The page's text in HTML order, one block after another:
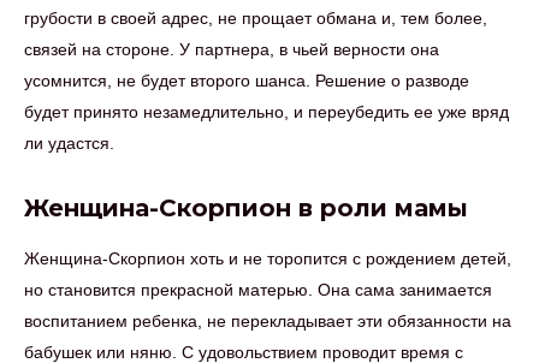
грубости в своей адрес, не прощает обмана и, тем более,
связей на стороне. У партнера, в чьей верности она
усомнится, не будет второго шанса. Решение о разводе
будет принято незамедлительно, и переубедить ее уже вряд
ли удастся.
Женщина-Скорпион в роли мамы
Женщина-Скорпион хоть и не торопится с рождением детей,
но становится прекрасной матерью. Она сама занимается
воспитанием ребенка, не перекладывает эти обязанности на
бабушек или няню. С удовольствием проводит время с